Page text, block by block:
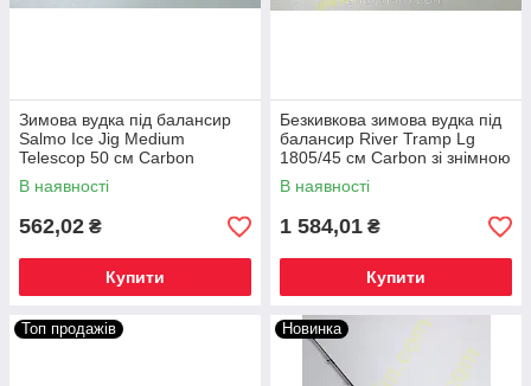
Зимова вудка під балансир
Salmo Ice Jig Medium
Telescop 50 см Carbon
В наявності
562,02 ₴
Купити
Безкивкова зимова вудка під
балансир River Tramp Lg
1805/45 см Carbon зі знімною
ручкою
В наявності
1 584,01 ₴
Купити
Топ продажів Новинка